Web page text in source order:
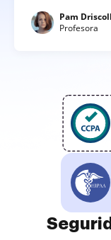
Pam
Profesora